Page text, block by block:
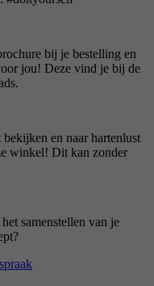
bij je bestelling en
jou! Deze vind je bij de
en naar hartenlust
winkel! Dit kan zonder
samenstellen van je